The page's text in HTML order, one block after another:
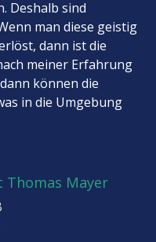
Deshalb sind
man diese geistig
dann ist die
meiner Erfahrung
können die
in die Umgebung
Thomas Mayer